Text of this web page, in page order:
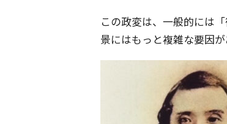
この政変は、一般的には
景にはもっと複雑な要因が